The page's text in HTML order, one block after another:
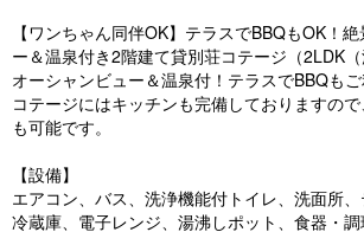
vi
o
u
【ワンちゃん同伴OK】テラスでBBQもOK！
ー＆温泉付き2階建て貸別荘コテージ（2LDK（
オーシャンビュー＆温泉付！テラスでBBQもご
コテージにはキッチンも完備しておりますの
も可能です。
【設備】
エアコン、バス、洗浄機能付トイレ、洗面所、
冷蔵庫、電子レンジ、湯沸しポット、食器・